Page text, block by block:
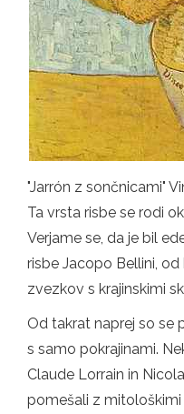
"Jarrón z sončnicami"
Ta vrsta risbe se rodi
Verjame se, da je bil
risbe Jacopo Bellini,
zvezkov s krajinskimi
Od takrat naprej so se
s samo pokrajinami.
Claude Lorrain in
pomešali z mitološkimi